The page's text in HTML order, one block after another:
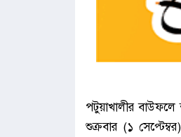
পটুয়াখালীর
শুক্রবার (১